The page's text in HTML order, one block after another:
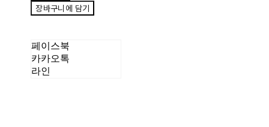
장바구니에 담기
페이스북
카카오톡
라인